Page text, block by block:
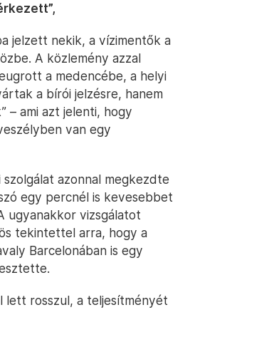
jelzett nekik, a vízimentők a
A közlemény azzal
a medencébe, a helyi
a bírói jelzésre, hanem
– ami azt jelenti, hogy
van egy
azonnal megkezdte
egy percnél is kevesebbet
ugyanakkor vizsgálatot
tekintettel arra, hogy a
Barcelonában is egy
lett rosszul, a teljesítményét